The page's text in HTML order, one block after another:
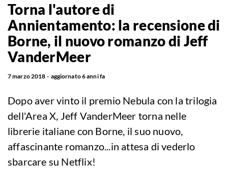
Torna l'autore di
Annientamento: la recensione di
Borne, il nuovo romanzo di Jeff
VanderMeer
7 marzo 2018 aggiornato6 anni fa
Dopo aver vinto il premio Nebula con la trilogia
dell'Area X, Jeff VanderMeer torna nelle
librerie italiane con Borne, il suo nuovo,
affascinante romanzo...in attesa di vederlo
sbarcare su Netflix!